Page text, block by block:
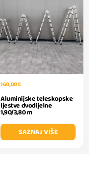
160,00 €
Aluminijske teleskopske
ljestve dvodijelne
1,90/3,80 m
SAZNAJ VIŠE